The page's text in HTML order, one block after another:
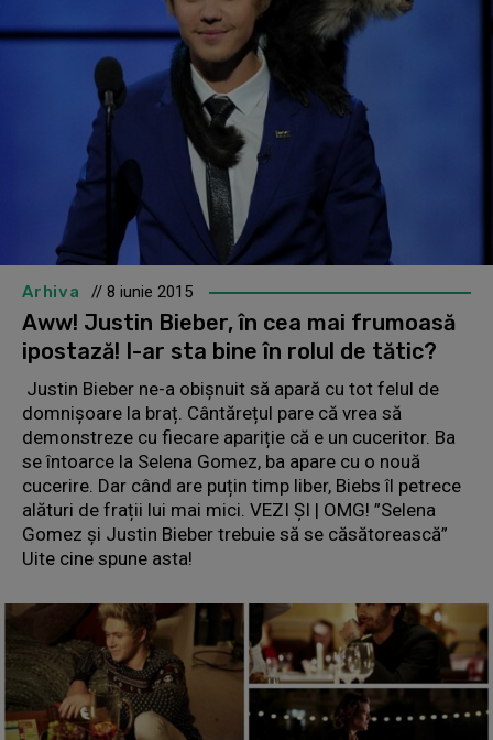
Arhiva // 8 iunie 2015
Aww! Justin Bieber, în cea mai frumoasă
ipostază! I-ar sta bine în rolul de tătic?
Justin Bieber ne-a obișnuit să apară cu tot felul de
domnișoare la braț. Cântărețul pare că vrea să
demonstreze cu fiecare apariție că e un cuceritor. Ba
se întoarce la Selena Gomez, ba apare cu o nouă
cucerire. Dar când are puțin timp liber, Biebs îl petrece
alături de frații lui mai mici. VEZI ȘI | OMG! ”Selena
Gomez și Justin Bieber trebuie să se căsătorească”
Uite cine spune asta!